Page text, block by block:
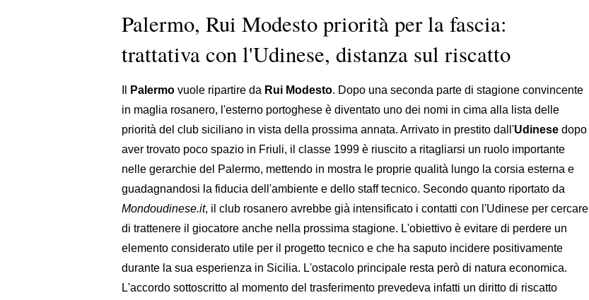
Palermo, Rui Modesto priorità per la fascia:
trattativa con l'Udinese, distanza sul riscatto
Palermo vuole ripartire da Rui Modesto. Dopo una seconda parte di stagione convincente
in maglia rosanero, l'esterno portoghese è diventato uno dei nomi in cima alla lista delle
priorità del club siciliano in vista della prossima annata. Arrivato in prestito dall'Udinese dopo
aver trovato poco spazio in Friuli, il classe 1999 è riuscito a ritagliarsi un ruolo importante
nelle gerarchie del Palermo, mettendo in mostra le proprie qualità lungo la corsia esterna e
guadagnandosi la fiducia dell'ambiente e dello staff tecnico. Secondo quanto riportato da
Mondoudinese.it, il club rosanero avrebbe già intensificato i contatti con l'Udinese per cercare
di trattenere il giocatore anche nella prossima stagione. L'obiettivo è evitare di perdere un
elemento considerato utile per il progetto tecnico e che ha saputo incidere positivamente
durante la sua esperienza in Sicilia. L'ostacolo principale resta però di natura economica.
L'accordo sottoscritto al momento del trasferimento prevedeva infatti un diritto di riscatto